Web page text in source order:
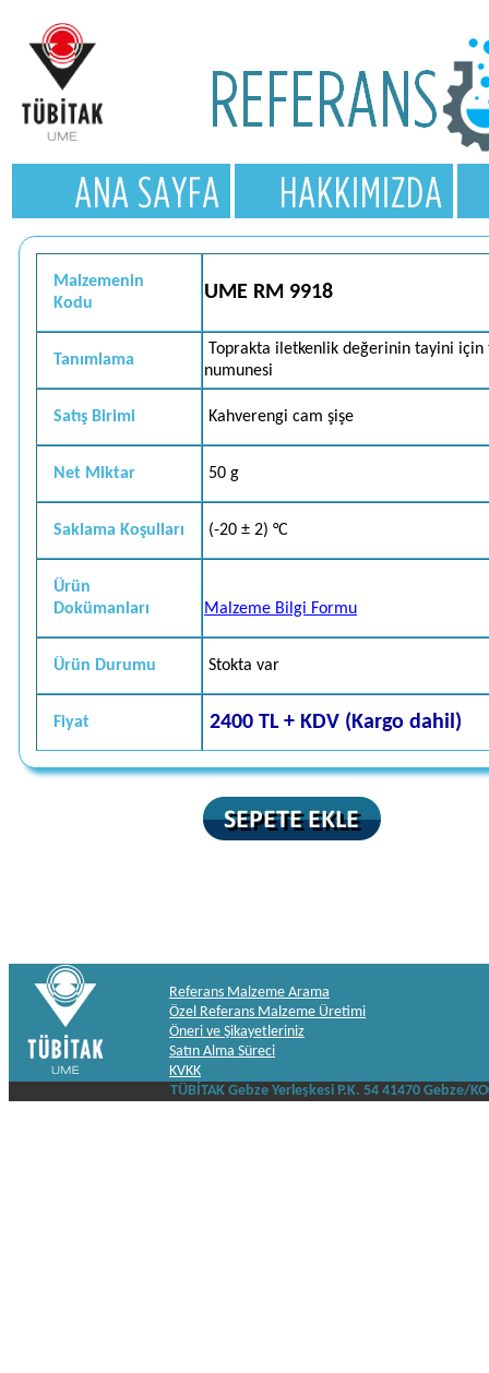
Malzemenin
Kodu
UME RM 9918
Tanımlama
Toprakta iletkenlik değerinin tayini için
numunesi
Satış Birimi Kahverengi cam şişe
Net Miktar 50 g
Saklama Koşulları (-20 ± 2) °C
Ürün
Dokümanları
Malzeme Bilgi Formu
Ürün Durumu Stokta var
Fiyat 2400 TL + KDV (Kargo dahil)
Referans Malzeme Arama
Özel Referans Malzeme Üretimi
Öneri ve Şikayetleriniz
Satın Alma Süreci
KVKK
TÜBİTAK Gebze Yerleşkesi P.K. 54 41470 Gebze/